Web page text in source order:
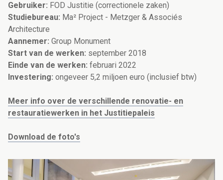
Gebruiker: FOD Justitie (correctionele zaken)
Studiebureau: Ma² Project - Metzger & Associés
Architecture
Aannemer: Group Monument
Start van de werken: september 2018
Einde van de werken: februari 2022
Investering: ongeveer 5,2 miljoen euro (inclusief btw)
Meer info over de verschillende renovatie- en
restauratiewerken in het Justitiepaleis
Download de foto's